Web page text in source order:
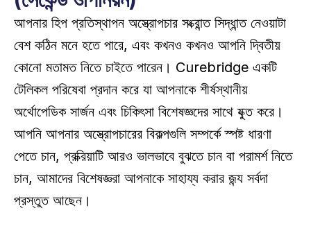
আপনার হিপ প্রতিস্থাপন অস্ত্রোপচার সংক্রান্ত সিদ্ধান্ত নেওয়াটা
বেশ কঠিন মনে হতে পারে, এবং কখনও কখনও আপনি দ্বিতীয়
কোনো মতামত নিতে চাইতে পারেন। Curebridge একটি
টেলিকল পরিষেবা প্রদান করে যা আপনাকে শীর্ষস্থানীয়
অর্থোপেডিক সার্জন এবং চিকিৎসা বিশেষজ্ঞদের সাথে যুক্ত করে।
আপনি আপনার অস্ত্রোপচারের বিকল্পগুলি সম্পর্কে স্পষ্ট ধারণা
পেতে চান, প্রক্রিয়াটি আরও ভালভাবে বুঝতে চান বা পরামর্শ নিতে
চান, আমাদের বিশেষজ্ঞরা আপনাকে সাহায্য করার জন্য সর্বদা
প্রস্তুত আছেন।